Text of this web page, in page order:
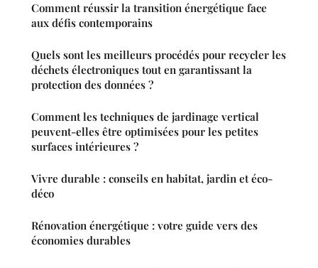
Comment réussir la transition énergétique face
aux défis contemporains
Quels sont les meilleurs procédés pour recycler les
déchets électroniques tout en garantissant la
protection des données ?
Comment les techniques de jardinage vertical
peuvent-elles être optimisées pour les petites
surfaces intérieures ?
Vivre durable : conseils en habitat, jardin et éco-
déco
Rénovation énergétique : votre guide vers des
économies durables